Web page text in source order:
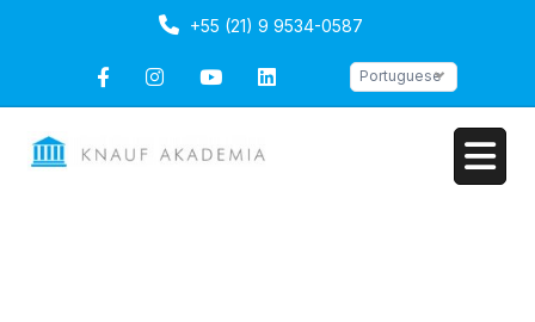
+55 (21) 9 9534-0587
Portuguese